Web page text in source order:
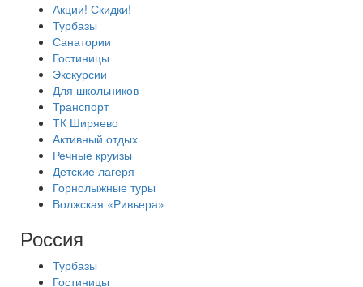
Акции! Скидки!
Турбазы
Санатории
Гостиницы
Экскурсии
Для школьников
Транспорт
ТК Ширяево
Активный отдых
Речные круизы
Детские лагеря
Горнолыжные туры
Волжская «Ривьера»
Россия
Турбазы
Гостиницы